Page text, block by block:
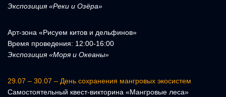
Экспозиция «Реки и Озёра»
Арт-зона «Рисуем китов и дельфинов»
Время проведения: 12:00-16:00
Экспозиция «Моря и Океаны»
29.07 – 30.07 – День сохранения мангровых экосистем
Самостоятельный квест-викторина «Мангровые леса»